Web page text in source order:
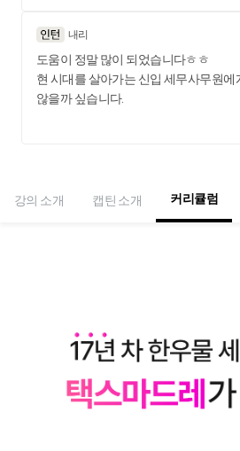
겠습니다.
내리
도움이 정말 많이 되었습니다ㅎㅎ
현 시대를 살아가는 신입 세무사무원에
않을까 싶습니다.
강의 소개 캡틴 소개 커리큘럼